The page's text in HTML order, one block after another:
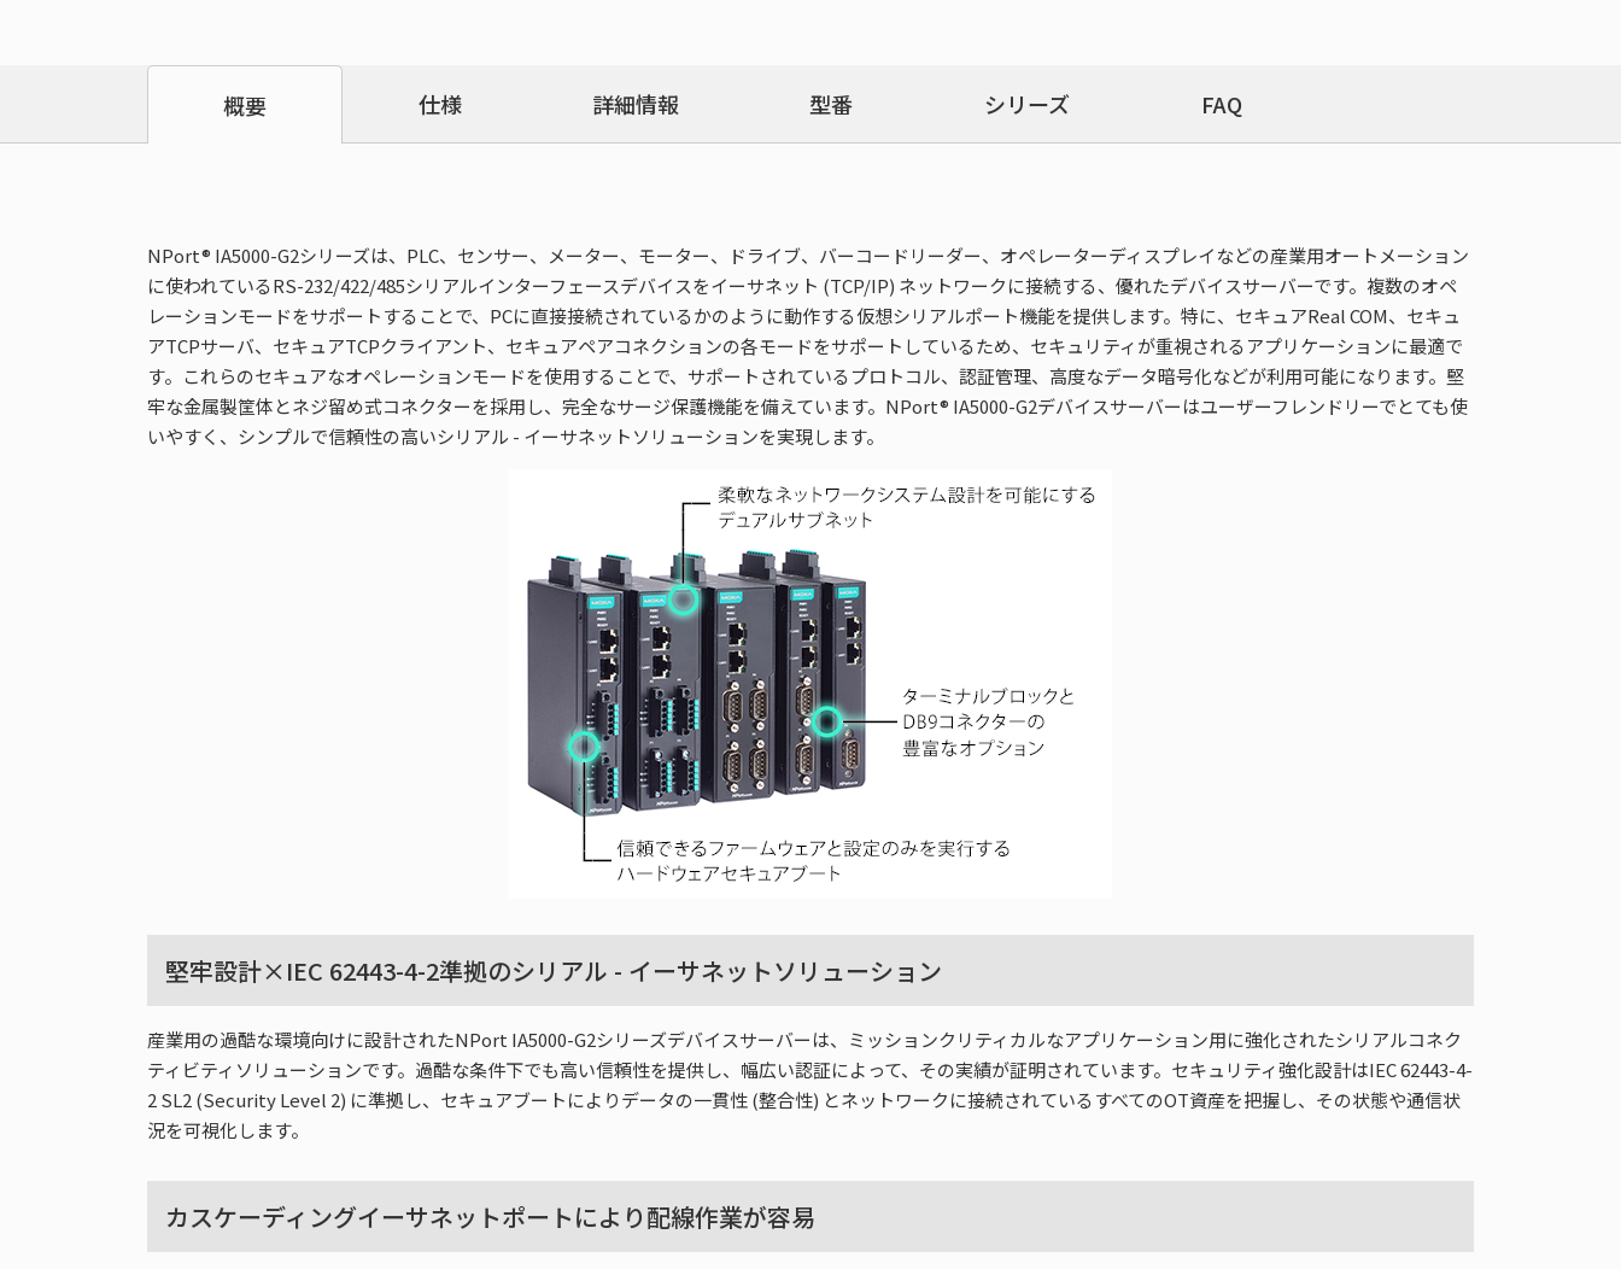
概要 仕様 詳細情報 型番 シリーズ FAQ
NPort® IA5000-G2シリーズは、PLC、センサー、メーター、モーター、ドライブ、バーコードリーダー、オペレーターディスプレイなどの産業用オートメーション
に使われているRS-232/422/485シリアルインターフェースデバイスをイーサネット (TCP/IP) ネットワークに接続する、優れたデバイスサーバーです。複数のオペ
レーションモードをサポートすることで、PCに直接接続されているかのように動作する仮想シリアルポート機能を提供します。特に、セキュアReal COM、セキュ
アTCPサーバ、セキュアTCPクライアント、セキュアペアコネクションの各モードをサポートしているため、セキュリティが重視されるアプリケーションに最適で
す。これらのセキュアなオペレーションモードを使用することで、サポートされているプロトコル、認証管理、高度なデータ暗号化などが利用可能になります。堅
牢な金属製筐体とネジ留め式コネクターを採用し、完全なサージ保護機能を備えています。NPort® IA5000-G2デバイスサーバーはユーザーフレンドリーでとても使
いやすく、シンプルで信頼性の高いシリアル - イーサネットソリューションを実現します。
堅牢設計×IEC 62443-4-2準拠のシリアル - イーサネットソリューション
産業用の過酷な環境向けに設計されたNPort IA5000-G2シリーズデバイスサーバーは、ミッションクリティカルなアプリケーション用に強化されたシリアルコネク
ティビティソリューションです。過酷な条件下でも高い信頼性を提供し、幅広い認証によって、その実績が証明されています。セキュリティ強化設計はIEC 62443-4-
2 SL2 (Security Level 2) に準拠し、セキュアブートによりデータの一貫性 (整合性) とネットワークに接続されているすべてのOT資産を把握し、その状態や通信状
況を可視化します。
カスケーディングイーサネットポートにより配線作業が容易